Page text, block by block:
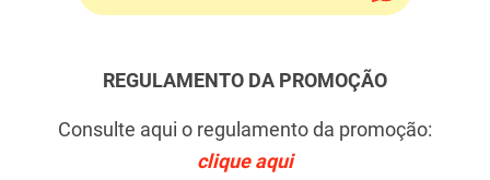
REGULAMENTO DA PROMOÇÃO
Consulte aqui o regulamento da promoção:
clique aqui